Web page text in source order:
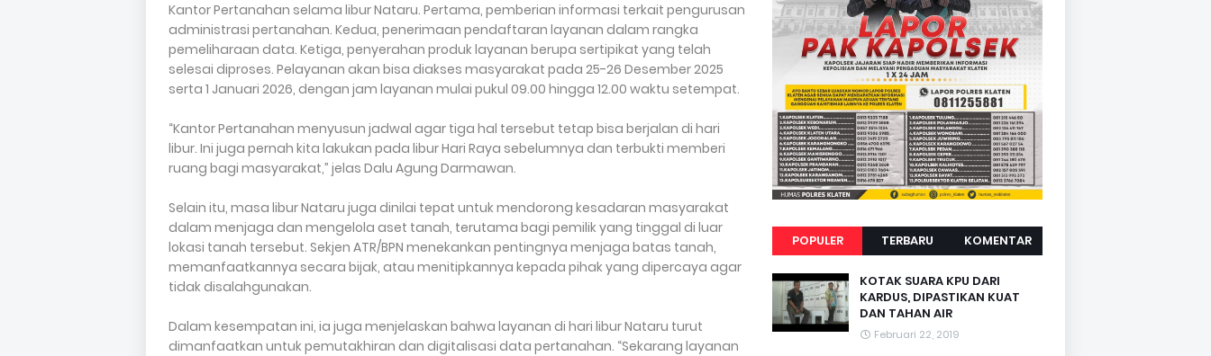
Kantor Pertanahan selama libur Nataru. Pertama, pemberian informasi terkait pengurusan
administrasi pertanahan. Kedua, penerimaan pendaftaran layanan dalam rangka
pemeliharaan data. Ketiga, penyerahan produk layanan berupa sertipikat yang telah
selesai diproses. Pelayanan akan bisa diakses masyarakat pada 25-26 Desember 2025
serta 1 Januari 2026, dengan jam layanan mulai pukul 09.00 hingga 12.00 waktu setempat.
“Kantor Pertanahan menyusun jadwal agar tiga hal tersebut tetap bisa berjalan di hari
libur. Ini juga pernah kita lakukan pada libur Hari Raya sebelumnya dan terbukti memberi
ruang bagi masyarakat,” jelas Dalu Agung Darmawan.
Selain itu, masa libur Nataru juga dinilai tepat untuk mendorong kesadaran masyarakat
dalam menjaga dan mengelola aset tanah, terutama bagi pemilik yang tinggal di luar
lokasi tanah tersebut. Sekjen ATR/BPN menekankan pentingnya menjaga batas tanah,
memanfaatkannya secara bijak, atau menitipkannya kepada pihak yang dipercaya agar
tidak disalahgunakan.
Dalam kesempatan ini, ia juga menjelaskan bahwa layanan di hari libur Nataru turut
dimanfaatkan untuk pemutakhiran dan digitalisasi data pertanahan. “Sekarang layanan
POPULER TERBARU KOMENTAR
KOTAK SUARA KPU DARI
KARDUS, DIPASTIKAN KUAT
DAN TAHAN AIR
Februari 22, 2019